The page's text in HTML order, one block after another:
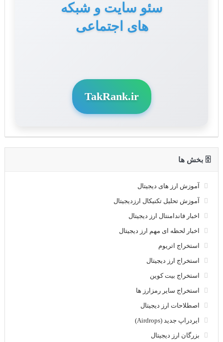
سئو سایت و شبکه
های اجتماعی
تولید محتوا برای سایت
و سوشال مدیا
TakRank.ir
🗄 بخش ها
آموزش ارز های دیجیتال
آموزش تحلیل تکنیکال ارزدیجیتال
اخبار فاندامنتال ارز دیجیتال
اخبار لحظه ای مهم ارز دیجیتال
استخراج اتریوم
استخراج ارز دیجیتال
استخراج بیت کوین
استخراج سایر رمزارز ها
اصطلاحات ارز دیجیتال
ایردراپ جدید (Airdrops)
بزرگان ارز دیجیتال